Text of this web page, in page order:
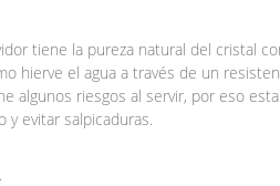
tiene la pureza natural del cristal
hierve el agua a través de un
algunos riesgos al servir, por eso
y evitar salpicaduras.